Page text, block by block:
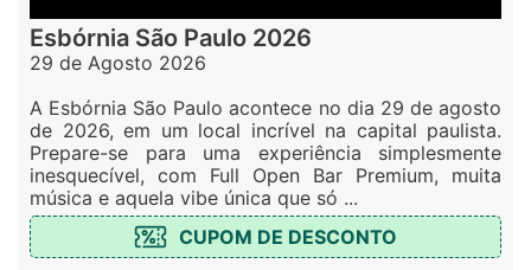
Esbórnia São Paulo 2026
29 de Agosto 2026
A Esbórnia São Paulo acontece no dia 29 de agosto
de 2026, em um local incrível na capital paulista.
Prepare-se para uma experiência simplesmente
inesquecível, com Full Open Bar Premium, muita
música e aquela vibe única que só ...
CUPOM DE DESCONTO